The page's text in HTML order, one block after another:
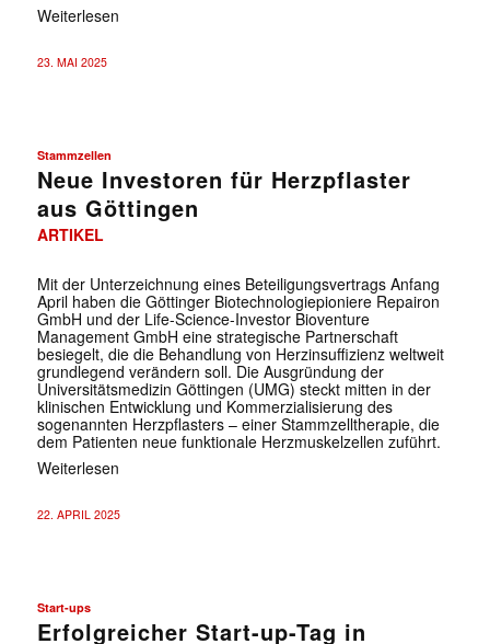
✕
Weiterlesen
23. MAI 2025
Stammzellen
Neue Investoren für Herzpflaster
aus Göttingen
ARTIKEL
Mit der Unterzeichnung eines Beteiligungsvertrags Anfang
April haben die Göttinger Biotechnologiepioniere Repairon
GmbH und der Life-Science-Investor Bioventure
Management GmbH eine strategische Partnerschaft
besiegelt, die die Behandlung von Herzinsuffizienz weltweit
grundlegend verändern soll. Die Ausgründung der
Universitätsmedizin Göttingen (UMG) steckt mitten in der
klinischen Entwicklung und Kommerzialisierung des
sogenannten Herzpflasters – einer Stammzelltherapie, die
dem Patienten neue funktionale Herzmuskelzellen zuführt.
Weiterlesen
22. APRIL 2025
Start-ups
Erfolgreicher Start-up-Tag in